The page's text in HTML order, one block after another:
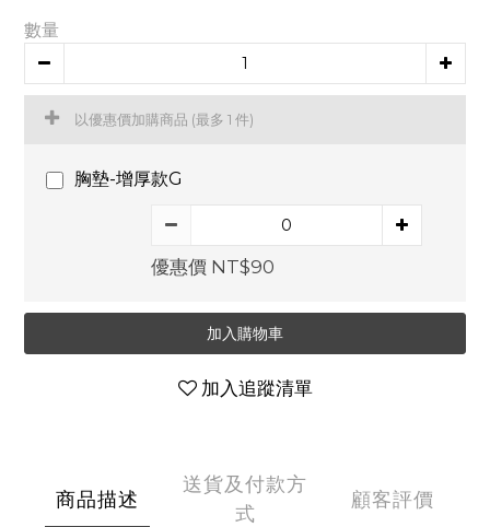
數量
以優惠價加購商品 (最多 1 件)
胸墊-增厚款G
優惠價 NT$90
加入購物車
加入追蹤清單
商品描述
送貨及付款方
式
顧客評價